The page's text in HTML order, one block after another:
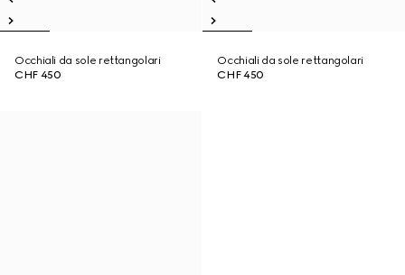
Occhiali da sole rettangolari
CHF 450
Occhiali da sole rettangolari
CHF 450